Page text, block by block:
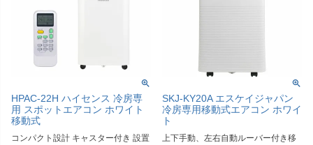
HPAC-22H ハイセンス 冷房専
用 スポットエアコン ホワイト
移動式
コンパクト設計 キャスター付き 設置
SKJ-KY20A エスケイジャパン
冷房専用移動式エアコン ホワイ
ト
上下手動、左右自動ルーバー付き移